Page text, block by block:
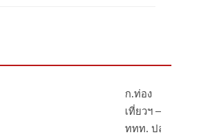
ก.ท่อง
เที่ยวฯ –
ททท. ปลุก